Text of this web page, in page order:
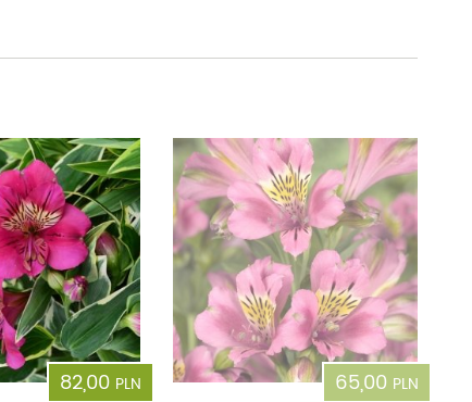
82,00 PLN
65,00 PLN